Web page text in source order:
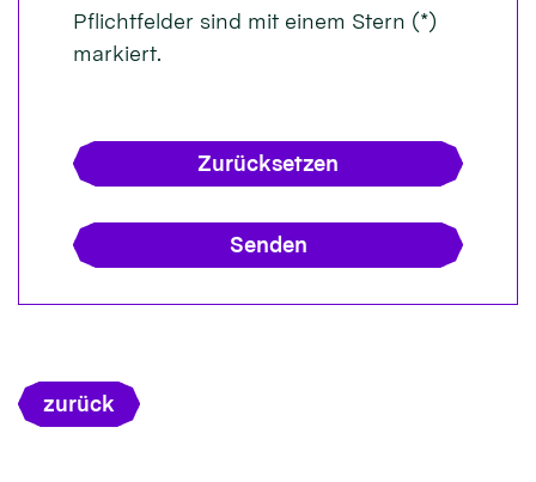
Pflichtfelder sind mit einem Stern (*)
markiert.
Zurücksetzen
zurück